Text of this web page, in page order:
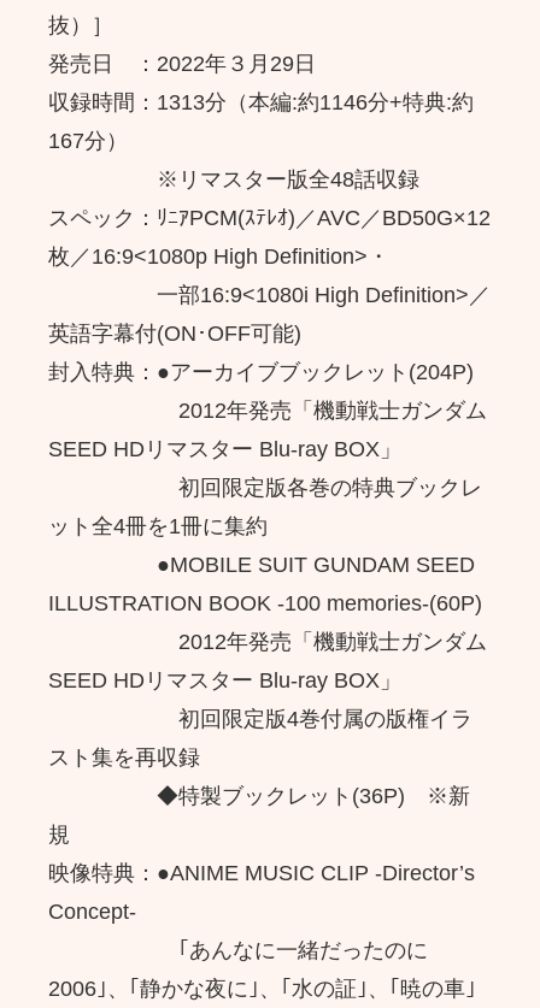
抜）］
発売日 ：2022年３月29日
収録時間：1313分（本編:約1146分+特典:約
167分）
※リマスター版全48話収録
スペック：ﾘﾆｱPCM(ｽﾃﾚｵ)／AVC／BD50G×12
枚／16:9<1080p High Definition>・
一部16:9<1080i High Definition>／
英語字幕付(ON･OFF可能)
封入特典：●アーカイブブックレット(204P)
2012年発売「機動戦士ガンダム
SEED HDリマスター Blu-ray BOX」
初回限定版各巻の特典ブックレ
ット全4冊を1冊に集約
●MOBILE SUIT GUNDAM SEED
ILLUSTRATION BOOK -100 memories-(60P)
2012年発売「機動戦士ガンダム
SEED HDリマスター Blu-ray BOX」
初回限定版4巻付属の版権イラ
スト集を再収録
◆特製ブックレット(36P) ※新
規
映像特典：●ANIME MUSIC CLIP -Director’s
Concept-
｢あんなに一緒だったのに
2006｣、｢静かな夜に｣、｢水の証｣、｢暁の車｣